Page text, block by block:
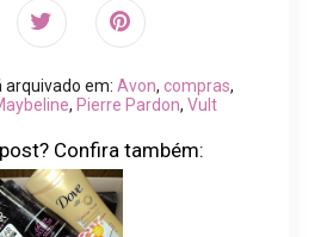
arquivado em: Avon, compras,
, Pierre Pardon, Vult
Confira também: